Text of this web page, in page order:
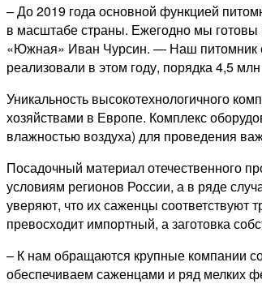
– До 2019 года основной функцией
в масштабе страны. Ежегодно мы готовы
«Южная» Иван Чурсин. — Наш питомник
реализовали в этом году, порядка 4,5
Уникальность высокотехнологичного
хозяйствами в Европе. Комплекс
влажностью воздуха) для проведения
Посадочный материал отечественного
условиям регионов России, а в ряде
уверяют, что их саженцы
превосходит импортный, а заготовка
– К нам обращаются крупные компании
обеспечиваем саженцами и ряд мелких